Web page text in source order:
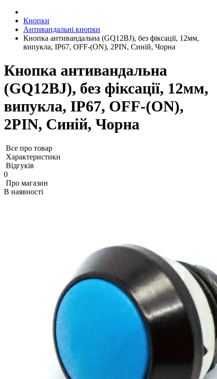
Кнопки
Антивандальні кнопки
Кнопка антивандальна (GQ12BJ), без фіксації, 12мм,
випукла, IP67, OFF-(ON), 2PIN, Синій, Чорна
Кнопка антивандальна
(GQ12BJ), без фіксації, 12мм,
випукла, IP67, OFF-(ON),
2PIN, Синій, Чорна
Все про товар
Характеристики
Відгуків
0
Про магазин
В наявності